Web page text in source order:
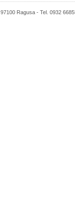
Ragusa - Tel. 0932